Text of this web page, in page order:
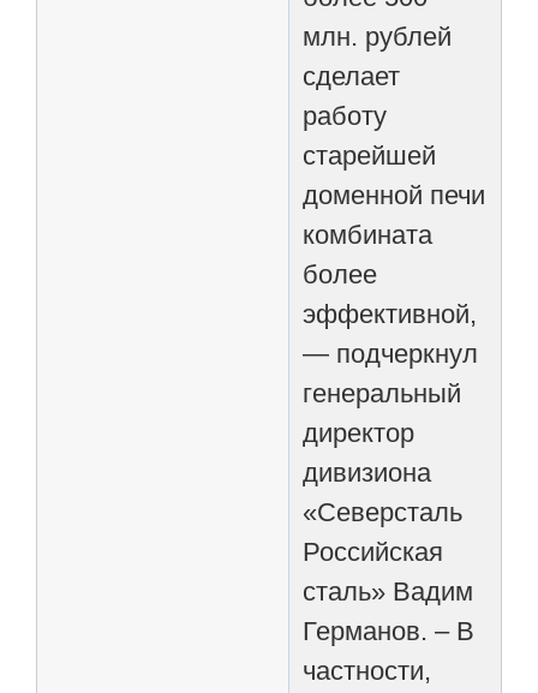
млн. рублей
сделает
работу
старейшей
доменной печи
комбината
более
эффективной,
— подчеркнул
генеральный
директор
дивизиона
«Северсталь
Российская
сталь» Вадим
Германов. – В
частности,